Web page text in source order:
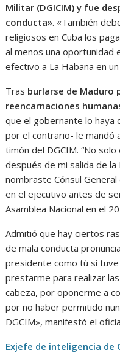
Militar (DGICIM) y fue
conducta». «También
religiosos en Cuba los
al menos una oportunidad
efectivo a La Habana en
Tras burlarse de Maduro
reencarnaciones
que el gobernante lo haya
por el contrario- le mandó
timón del DGCIM. “No
después de mi salida de
nombraste Cónsul
en el ejecutivo antes de
Asamblea Nacional en el
Admitió que hay ciertos
de mala conducta
presidente como tú sí tuve
prestarme para realizar
cabeza, por oponerme a
por no haber permitido
DGCIM», manifestó el
Exjefe de inteligencia de